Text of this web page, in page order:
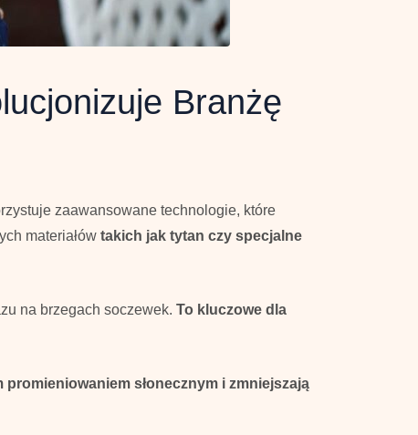
Branżę
zaawansowane technologie, które
materiałów takich jak tytan czy specjalne
na brzegach soczewek. To kluczowe dla
słonecznym i zmniejszają